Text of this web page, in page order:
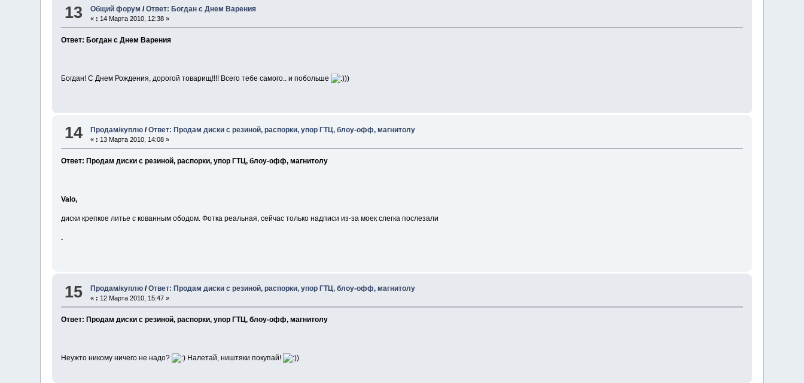
13 Общий форум /Ответ: Богдан с Днем Варения
« : 14 Марта 2010, 12:38 »
Ответ: Богдан с Днем Варения
Богдан! С Днем Рождения, дорогой товарищ!!!! Всего тебе самого.. и побольше )
14 Продам/куплю /Ответ: Продам диски с резиной, распорки, упор ГТЦ, блоу-офф, магнитолу
« : 13 Марта 2010, 14:08 »
Ответ: Продам диски с резиной, распорки, упор ГТЦ, блоу-офф, магнитолу
Valo,
диски крепкое литье с кованным ободом. Фотка реальная, сейчас только надписи из-за моек слегка послезали
.
15 Продам/куплю /Ответ: Продам диски с резиной, распорки, упор ГТЦ, блоу-офф, магнитолу
« : 12 Марта 2010, 15:47 »
Ответ: Продам диски с резиной, распорки, упор ГТЦ, блоу-офф, магнитолу
Неужто никому ничего не надо? Налетай, ништяки покупай!